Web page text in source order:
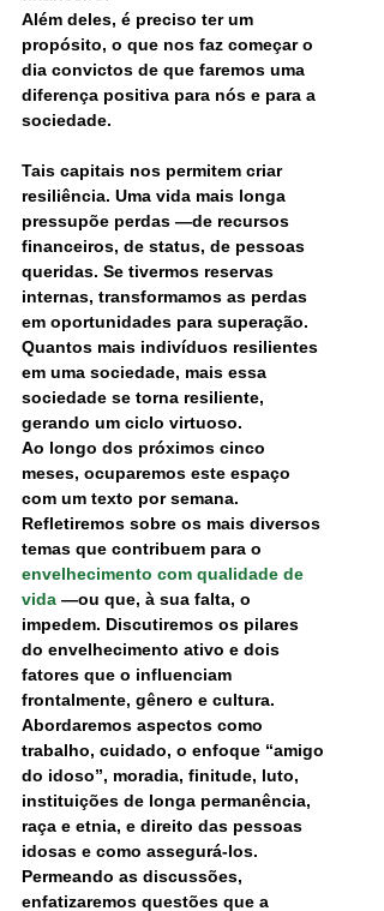
Além deles, é preciso ter um
propósito, o que nos faz começar o
dia convictos de que faremos uma
diferença positiva para nós e para a
sociedade.
Tais capitais nos permitem criar
resiliência. Uma vida mais longa
pressupõe perdas —de recursos
financeiros, de status, de pessoas
queridas. Se tivermos reservas
internas, transformamos as perdas
em oportunidades para superação.
Quantos mais indivíduos resilientes
em uma sociedade, mais essa
sociedade se torna resiliente,
gerando um ciclo virtuoso.
Ao longo dos próximos cinco
meses, ocuparemos este espaço
com um texto por semana.
Refletiremos sobre os mais diversos
temas que contribuem para o
envelhecimento com qualidade de
vida —ou que, à sua falta, o
impedem. Discutiremos os pilares
do envelhecimento ativo e dois
fatores que o influenciam
frontalmente, gênero e cultura.
Abordaremos aspectos como
trabalho, cuidado, o enfoque “amigo
do idoso”, moradia, finitude, luto,
instituições de longa permanência,
raça e etnia, e direito das pessoas
idosas e como assegurá-los.
Permeando as discussões,
enfatizaremos questões que a